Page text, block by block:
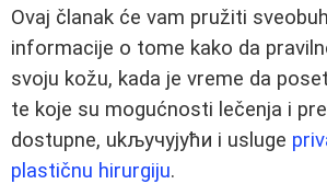
Ovaj članak će vam pružiti
informacije o tome kako da
svoju kožu, kada je vreme da
te koje su mogućnosti lečenja i
dostupne, ukључујући i usluge
plastičnu hirurgiju.